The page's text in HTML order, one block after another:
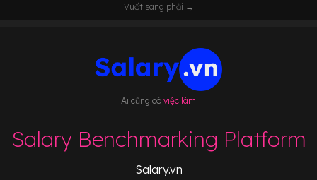
Vuốt sang phải →
Ai cũng có việc làm
Salary Benchmarking Platform
Salary.vn